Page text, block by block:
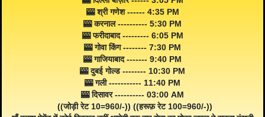
🎰 श्री गणेश ------ 4:35 PM
🎰 करनाल ---------- 5:30 PM
🎰 फरीदाबाद --------- 6:05 PM
🎰 गोवा किंग -------- 7:30 PM
🎰 गाजियाबाद ------- 9:40 PM
🎰 दुबई गोल्ड -------- 10:30 PM
🎰 गली ----------- 11:40 PM
🎰 दिसावर ---------- 03:00 AM
((जोड़ी रेट 10=960/-)) ((हरूफ़ रेट 100=960/-))